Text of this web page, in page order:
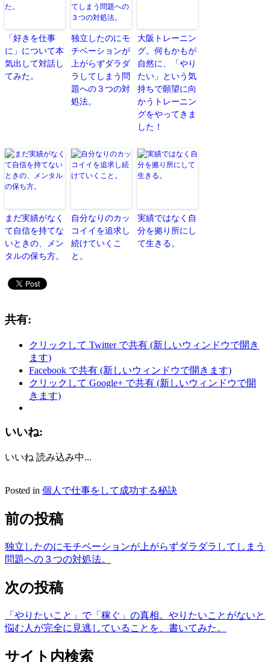
「好きを仕事
に」について本
気出して対話し
てみた。
独立したのにモ
チベーションが
上がらずダラダ
ラしてしまう問
題への３つの対
処法。
大阪トレーニン
グ。何もかもが
自然に、「やり
たい」という気
持ちで願望に向
かうトレーニン
グをやってきま
した！
まだ実績がなく
て自信を持てな
いときの、メン
タルの保ち方。
自分なりのカッ
コイイを追求し
続けていくこ
と。
実績ではなく自
分を拠り所にし
て生きる。
共有:
クリックして Twitter で共有 (新しいウィンドウで開き
ます)
Facebook で共有 (新しいウィンドウで開きます)
クリックして Google+ で共有 (新しいウィンドウで開
きます)
いいね:
いいね 読み込み中...
Posted in 個人で仕事をして成功する秘訣
前の投稿
独立したのにモチベーションが上がらずダラダラしてしまう
問題への３つの対処法。
次の投稿
「やりたいこと」で「稼ぐ」の真相。やりたいことがないと
悩む人が完全に見逃していることを、書いてみた。
サイト内検索